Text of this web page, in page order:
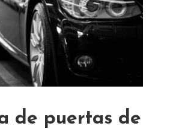
de puertas de